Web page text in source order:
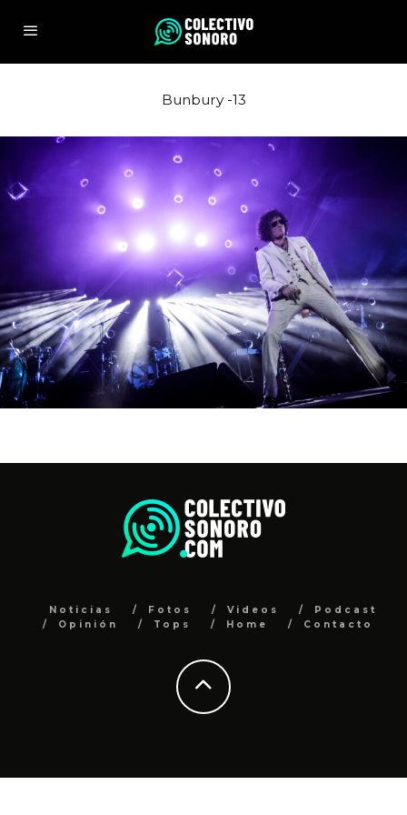
Bunbury -13
Noticias Fotos Videos
Podcast
Opinión
Tops Home Contacto